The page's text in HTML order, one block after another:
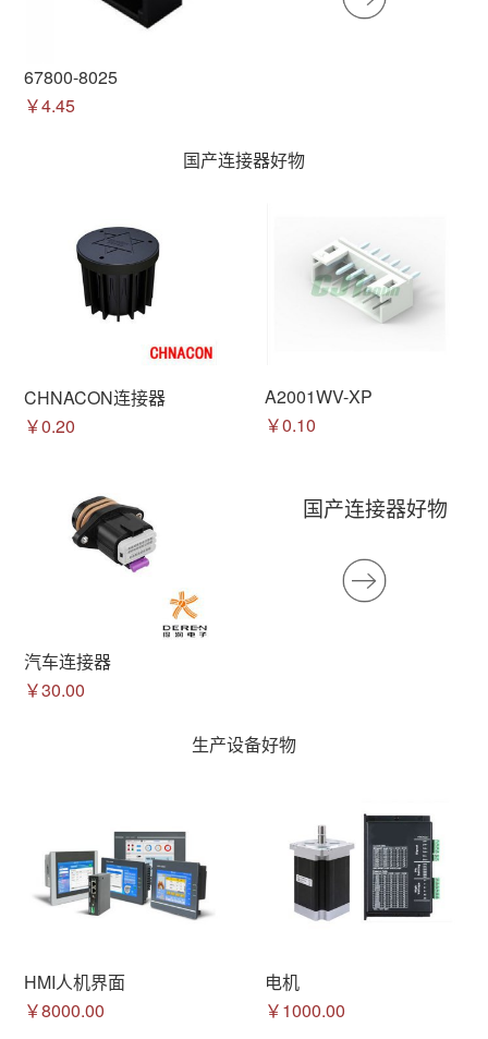
67800-8025
￥4.45
国产连接器好物
CHNACON连接器
￥0.20
A2001WV-XP
￥0.10
汽车连接器
￥30.00
国产连接器好物
生产设备好物
HMI人机界面
￥8000.00
电机
￥1000.00